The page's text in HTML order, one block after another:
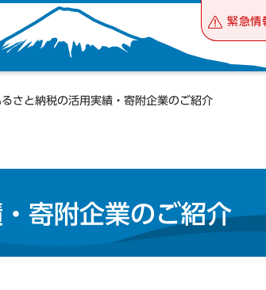
緊急情
さと納税の活用実績・寄附企業のご紹介
寄附企業のご紹介